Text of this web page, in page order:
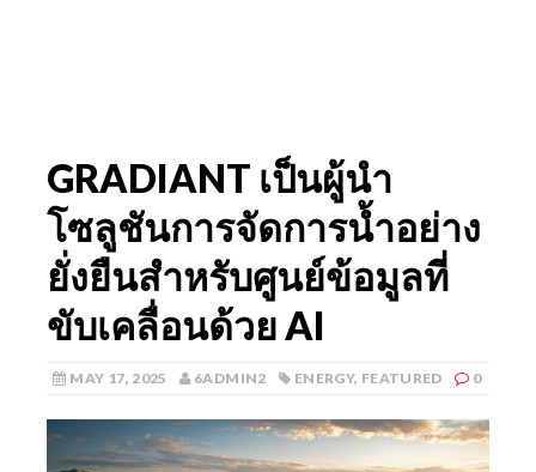
GRADIANT เป็นผู้นำ
โซลูชันการจัดการน้ำอย่าง
ยั่งยืนสำหรับศูนย์ข้อมูลที่
ขับเคลื่อนด้วย AI
MAY 17, 2025 6ADMIN2 ENERGY, FEATURED 0